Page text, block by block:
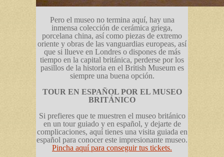
Pero el museo no termina aquí, hay una
inmensa colección de cerámica griega,
porcelana china, así como piezas de extremo
oriente y obras de las vanguardias europeas, así
que si llueve en Londres o dispones de más
tiempo en la capital británica, perderse por los
pasillos de la historia en el British Museum es
siempre una buena opción.
TOUR EN ESPAÑOL POR EL MUSEO
BRITÁNICO
Si prefieres que te muestren el museo británico
en un tour guiado y en español, y dejarte de
complicaciones, aquí tienes una visita guiada en
español para conocer este impresionante museo.
Pincha aquí para conseguir tus tickets.